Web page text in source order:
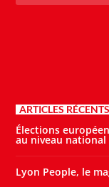
ARTICLES RÉCENTS
Élections
au niveau national
Lyon People, le